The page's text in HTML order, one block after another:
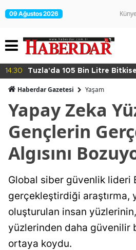
09 Ağustos 2026 Künye
14:30 Tuzla'da 105 Bin Litre
Haberdar Gazetesi Yaşam
Yapay Zeka
Gençlerin
Algısını
Global siber güvenlik lideri
gerçekleştirdiği araştırma,
oluşturulan insan
yüzlerinden daha güvenilir
ortaya koydu.